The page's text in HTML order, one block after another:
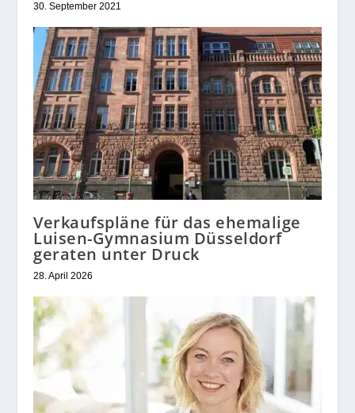
30. September 2021
Verkaufspläne für das ehemalige
Luisen-Gymnasium Düsseldorf
geraten unter Druck
28. April 2026